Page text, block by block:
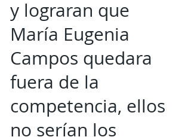
y lograran que
María Eugenia
Campos quedara
fuera de la
competencia, ellos
no serían los